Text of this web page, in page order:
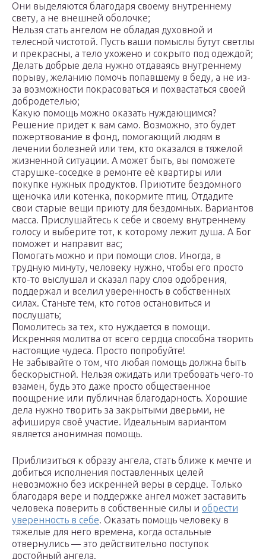
Они выделяются благодаря своему внутреннему
свету, а не внешней оболочке;
Нельзя стать ангелом не обладая духовной и
телесной чистотой. Пусть ваши помыслы бутут светлы
и прекрасны, а тело ухожено и сокрыто под одеждой;
Делать добрые дела нужно отдаваясь внутреннему
порыву, желанию помочь попавшему в беду, а не из-
за возможности покрасоваться и похвастаться своей
добродетелью;
Какую помощь можно оказать нуждающимся?
Решение придет к вам само. Возможно, это будет
пожертвование в фонд, помогающий людям в
лечении болезней или тем, кто оказался в тяжелой
жизненной ситуации. А может быть, вы поможете
старушке-соседке в ремонте её квартиры или
покупке нужных продуктов. Приютите бездомного
щеночка или котенка, покормите птиц. Отдадите
свои старые вещи приюту для бездомных. Вариантов
масса. Прислушайтесь к себе и своему внутреннему
голосу и выберите тот, к которому лежит душа. А Бог
поможет и направит вас;
Помогать можно и при помощи слов. Иногда, в
трудную минуту, человеку нужно, чтобы его просто
кто-то выслушал и сказал пару слов одобрения,
поддержал и вселил уверенность в собственных
силах. Станьте тем, кто готов остановиться и
послушать;
Помолитесь за тех, кто нуждается в помощи.
Искренняя молитва от всего сердца способна творить
настоящие чудеса. Просто попробуйте!
Не забывайте о том, что любая помощь должна быть
бескорыстной. Нельзя ожидать или требовать чего-то
взамен, будь это даже просто общественное
поощрение или публичная благодарность. Хорошие
дела нужно творить за закрытыми дверьми, не
афишируя своё участие. Идеальным вариантом
является анонимная помощь.
Приблизиться к образу ангела, стать ближе к мечте и
добиться исполнения поставленных целей
невозможно без искренней веры в сердце. Только
благодаря вере и поддержке ангел может заставить
человека поверить в собственные силы и обрести
уверенность в себе. Оказать помощь человеку в
тяжелые для него времена, когда остальные
отвернулись — это действительно поступок
достойный ангела.